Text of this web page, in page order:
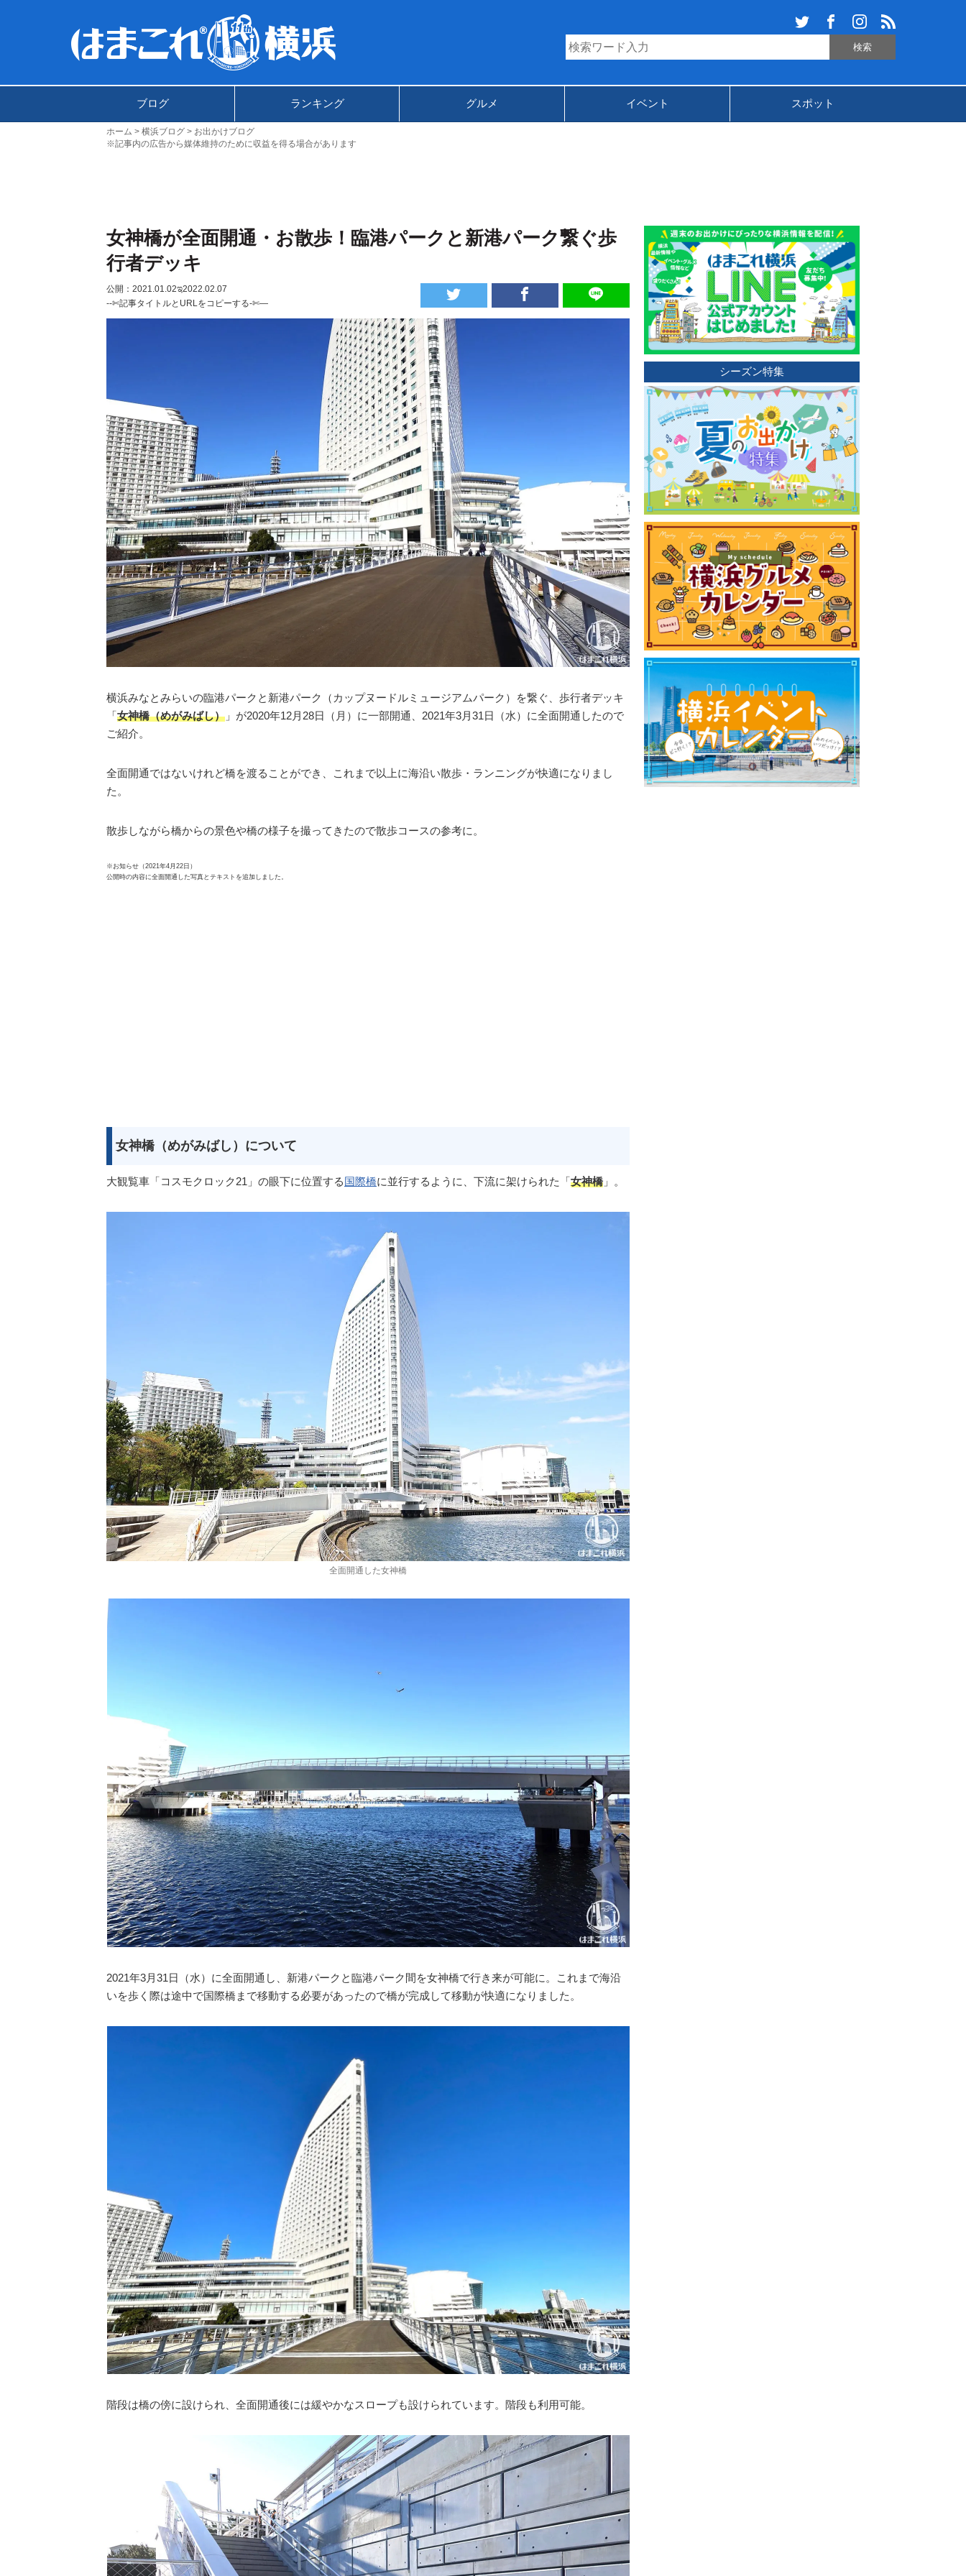
ブログ ランキング グルメ イベント スポット
ホーム 横浜ブログ
お出かけブログ
※記事内の広告から媒体維持のために収益を得る場合があります
女神橋が全面開通・お散歩！臨港パークと新港パーク繋ぐ歩
行者デッキ
公開：2021.01.02ಇ2022.02.07
--✄記事タイトルとURLをコピーする-✄—
横浜みなとみらいの臨港パークと新港パーク（カップヌードルミュージアムパーク）を繋ぐ、歩行者デッキ
「女神橋（めがみばし） 」が2020年12月28日（月）に一部開通、2021年3月31日（水）に全面開通したので
ご紹介。
全面開通ではないけれど橋を渡ることができ、これまで以上に海沿い散歩・ランニングが快適になりまし
た。
散歩しながら橋からの景色や橋の様子を撮ってきたので散歩コースの参考に。
※お知らせ（2021年4月22日）
公開時の内容に全面開通した写真とテキストを追加しました。
女神橋（めがみばし）について
大観覧車「コスモクロック21」の眼下に位置する国際橋に並行するように、下流に架けられた「女神橋 」。
全面開通した女神橋
2021年3月31日（水）に全面開通し、新港パークと臨港パーク間を女神橋で行き来が可能に。これまで海沿
いを歩く際は途中で国際橋まで移動する必要があったので橋が完成して移動が快適になりました。
階段は橋の傍に設けられ、全面開通後には緩やかなスロープも設けられています。階段も利用可能。
シーズン特集